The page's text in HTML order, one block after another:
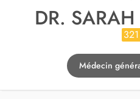
DR.
321
Médecin